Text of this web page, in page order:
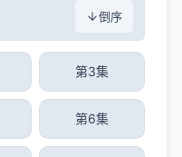
倒序
第3集
第6集